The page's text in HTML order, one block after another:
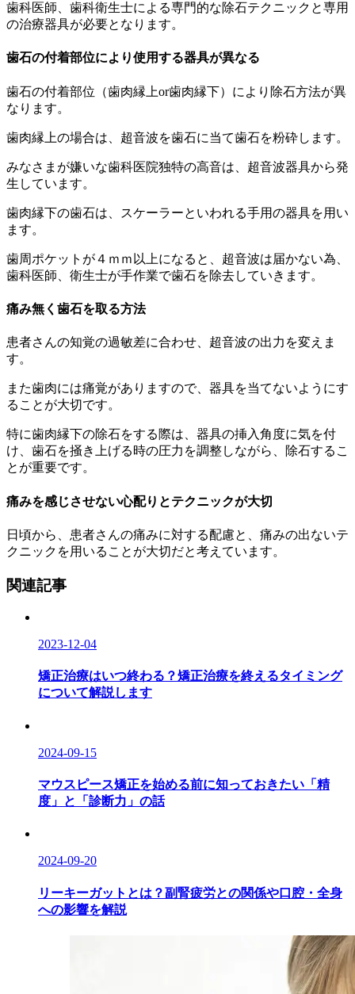
歯科医師、歯科衛生士による専門的な除石テクニックと専用
の治療器具が必要となります。
歯石の付着部位により使用する器具が異なる
歯石の付着部位（歯肉縁上or歯肉縁下）により除石方法が異
なります。
歯肉縁上の場合は、超音波を歯石に当て歯石を粉砕します。
みなさまが嫌いな歯科医院独特の高音は、超音波器具から発
生しています。
歯肉縁下の歯石は、スケーラーといわれる手用の器具を用い
ます。
歯周ポケットが４ｍｍ以上になると、超音波は届かない為、
歯科医師、衛生士が手作業で歯石を除去していきます。
痛み無く歯石を取る方法
患者さんの知覚の過敏差に合わせ、超音波の出力を変えま
す。
また歯肉には痛覚がありますので、器具を当てないようにす
ることが大切です。
特に歯肉縁下の除石をする際は、器具の挿入角度に気を付
け、歯石を掻き上げる時の圧力を調整しながら、除石するこ
とが重要です。
痛みを感じさせない心配りとテクニックが大切
日頃から、患者さんの痛みに対する配慮と、痛みの出ないテ
クニックを用いることが大切だと考えています。
関連記事
2023-12-04
矯正治療はいつ終わる？矯正治療を終えるタイミング
について解説します
2024-09-15
マウスピース矯正を始める前に知っておきたい「精
度」と「診断力」の話
2024-09-20
リーキーガットとは？副腎疲労との関係や口腔・全身
への影響を解説